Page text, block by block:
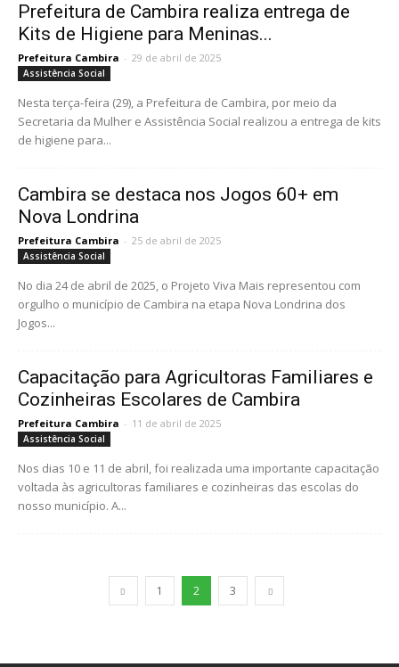
Prefeitura de Cambira realiza entrega de
Kits de Higiene para Meninas...
Prefeitura Cambira - 29 de abril de 2025
Assistência Social
Nesta terça-feira (29), a Prefeitura de Cambira, por meio da
Secretaria da Mulher e Assistência Social realizou a entrega de kits
de higiene para...
Cambira se destaca nos Jogos 60+ em
Nova Londrina
Prefeitura Cambira - 25 de abril de 2025
Assistência Social
No dia 24 de abril de 2025, o Projeto Viva Mais representou com
orgulho o município de Cambira na etapa Nova Londrina dos
Jogos...
Capacitação para Agricultoras Familiares e
Cozinheiras Escolares de Cambira
Prefeitura Cambira - 11 de abril de 2025
Assistência Social
Nos dias 10 e 11 de abril, foi realizada uma importante capacitação
voltada às agricultoras familiares e cozinheiras das escolas do
nosso município. A...
1 2 3